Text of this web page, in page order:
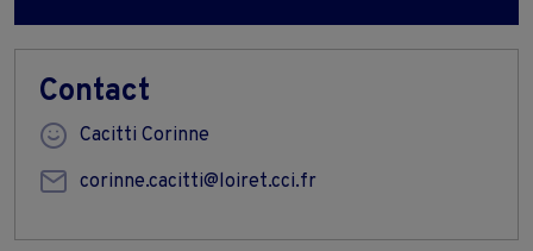
Contact
Cacitti Corinne
corinne.cacitti@loiret.cci.fr